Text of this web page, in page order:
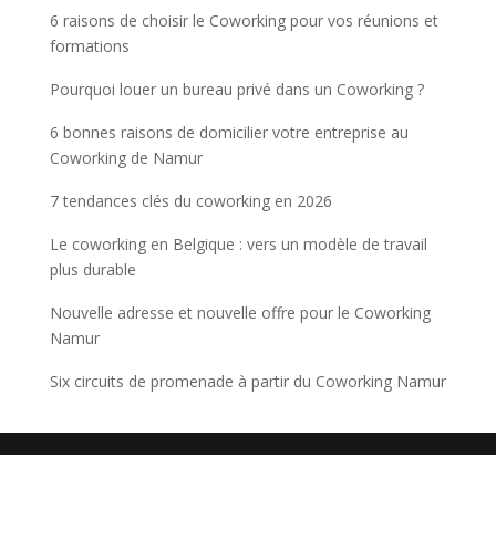
6 raisons de choisir le Coworking pour vos réunions et
formations
Pourquoi louer un bureau privé dans un Coworking ?
6 bonnes raisons de domicilier votre entreprise au
Coworking de Namur
7 tendances clés du coworking en 2026
Le coworking en Belgique : vers un modèle de travail
plus durable
Nouvelle adresse et nouvelle offre pour le Coworking
Namur
Six circuits de promenade à partir du Coworking Namur